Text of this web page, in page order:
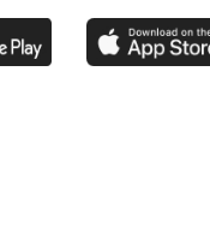
1387 chương